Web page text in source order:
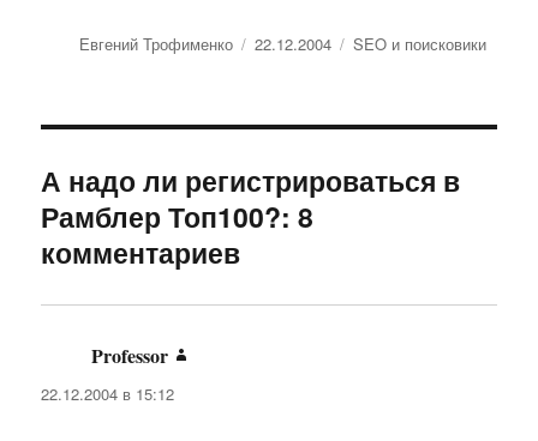
Автор
Евгений Трофименко Опубликовано
22.12.2004 Рубрики
SEO и поисковики
А надо ли регистрироваться в
Рамблер Топ100?: 8
комментариев
Professor
22.12.2004 в 15:12